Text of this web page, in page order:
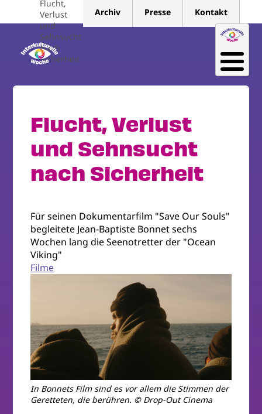
Flucht,
Verlust
und
Sehnsucht
Nach
Sicherheit
Archiv Presse Kontakt
Flucht, Verlust
und Sehnsucht
nach Sicherheit
Für seinen Dokumentarfilm "Save Our Souls"
begleitete Jean-Baptiste Bonnet sechs
Wochen lang die Seenotretter der "Ocean
Viking"
Filme
In Bonnets Film sind es vor allem die Stimmen der
Geretteten, die berühren. © Drop-Out Cinema